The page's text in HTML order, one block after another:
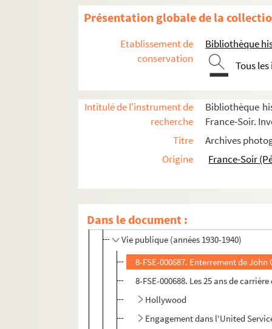
Présentation globale de la
Etablissement de
conservation
Bibliothèque
Tous
Intitulé de l'instrument de
recherche
Bibliothèque
France-Soir.
Titre
Archives
Origine
France-Soir
Dans le document :
B
C
Darlan, François
FSE-004132. Daudonnet, Albert-René
FSE-002881. Dawn, Marpessa
Déat, Marcel
Portraits
Vie personnelle
Vie publique (années 1930-1940)
8-FSE-000687. Enterrement de John
8-FSE-000688. Les 25 ans de
Hollywood
Engagement dans l'United